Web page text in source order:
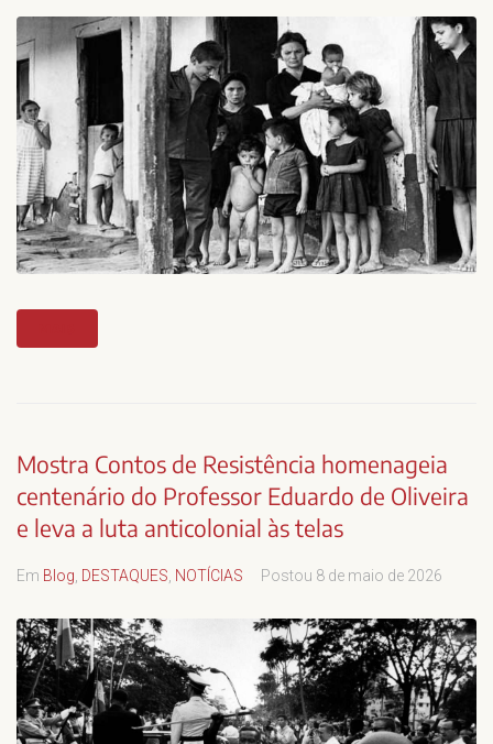
Mostra Contos de Resistência homenageia
centenário do Professor Eduardo de Oliveira
e leva a luta anticolonial às telas
Em Blog, DESTAQUES, NOTÍCIAS Postou 8 de maio de 2026